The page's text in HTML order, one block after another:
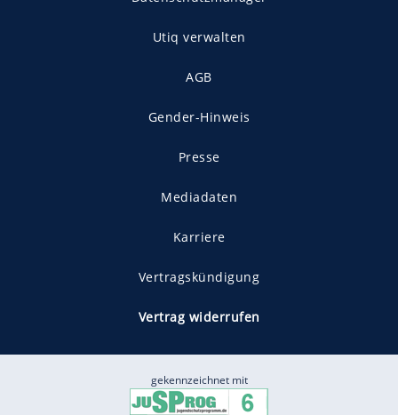
Utiq verwalten
AGB
Gender-Hinweis
Presse
Mediadaten
Karriere
Vertragskündigung
Vertrag widerrufen
gekennzeichnet mit